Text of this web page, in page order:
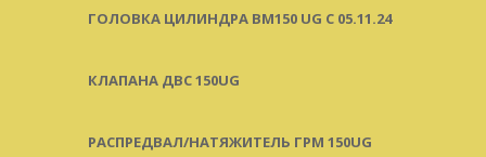
ГОЛОВКА ЦИЛИНДРА BM150 UG C 05.11.24
КЛАПАНА ДВС 150UG
РАСПРЕДВАЛ/НАТЯЖИТЕЛЬ ГРМ 150UG